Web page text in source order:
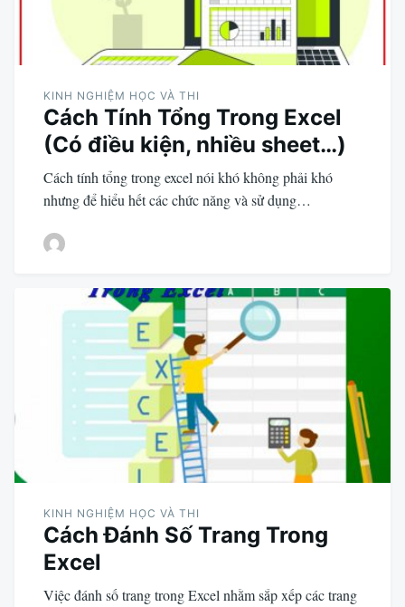
KINH NGHIỆM HỌC VÀ THI
Cách Tính Tổng Trong Excel
(Có điều kiện, nhiều sheet…)
Cách tính tổng trong excel nói khó không phải khó
nhưng để hiểu hết các chức năng và sử dụng…
KINH NGHIỆM HỌC VÀ THI
Cách Đánh Số Trang Trong
Excel
Việc đánh số trang trong Excel nhằm sắp xếp các trang